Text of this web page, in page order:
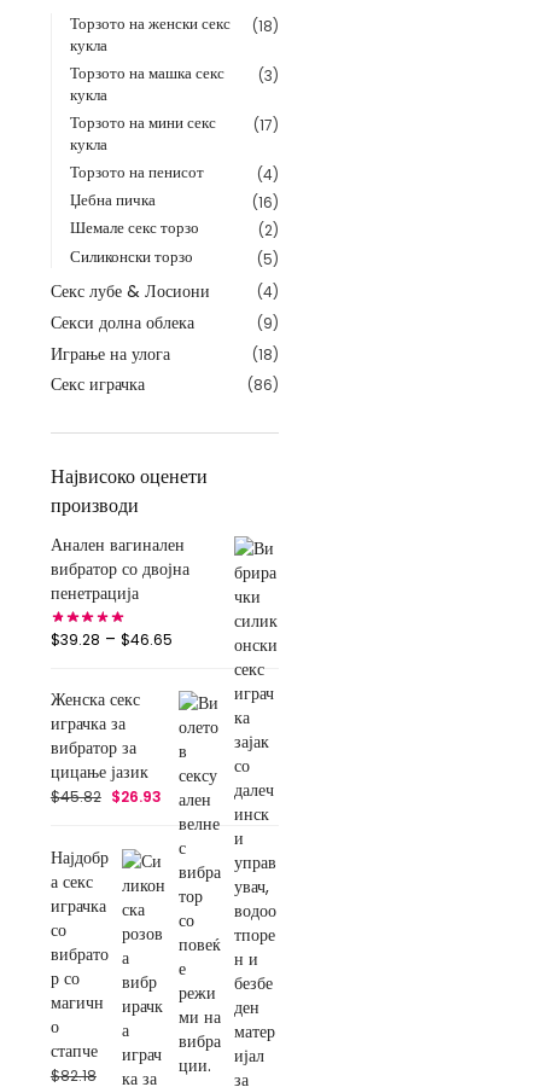
Торзото на женски секс
кукла
(18)
Торзото на машка секс
кукла
(3)
Торзото на мини секс
кукла
(17)
Торзото на пенисот (4)
Џебна пичка (16)
Шемале секс торзо (2)
Силиконски торзо (5)
Секс лубе & Лосиони (4)
Секси долна облека (9)
Играње на улога (18)
Секс играчка (86)
Највисоко оценети
производи
Анален вагинален
вибратор со двојна
пенетрација
$39.28 – $46.65
Женска секс
играчка за
вибратор за
цицање јазик
$45.82 $26.93
Најдобр
а секс
играчка
со
вибрато
р со
магичн
о
стапче
$82.18